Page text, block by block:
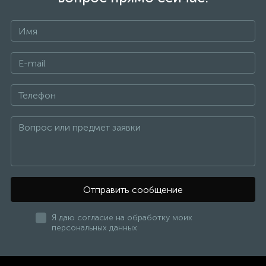
веществ даже при горении, материал разлагается на
Высокая усталостная прочность и стабильность
формы
Устойчивость к появлению трещин
Стойкость к воздействию химически активных
веществ и коррозии
Благодаря специальному покрытию отсутствует
диффузия кислорода через стенки труб.
РЕ-Xа: химическим пероксидным методом с
использованием перекиси водорода
PE-Xb: образуются в результате силановой
(химической) обработки
РЕ-Xс: физический метод сшивки достигается с
Отправить сообщение
Я даю согласие на обработку моих
персональных данных